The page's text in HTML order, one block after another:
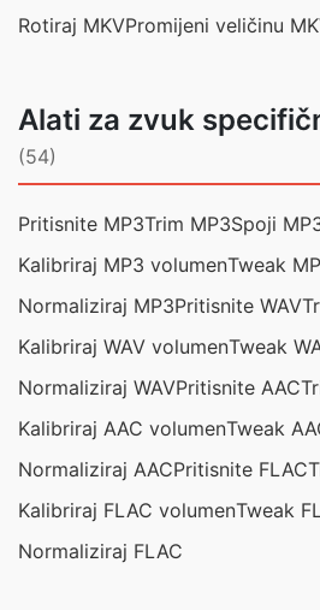
Rotiraj MKVPromijeni veličinu
Alati za zvuk
(54)
Pritisnite MP3Trim MP3Spoji
Kalibriraj MP3 volumenTweak
Normaliziraj MP3Pritisnite WAV
Kalibriraj WAV volumenTweak
Normaliziraj WAVPritisnite AAC
Kalibriraj AAC volumenTweak
Normaliziraj AACPritisnite FLAC
Kalibriraj FLAC volumenTweak
Normaliziraj FLAC